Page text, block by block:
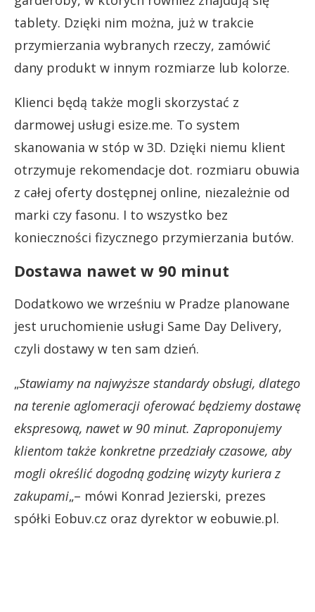
tablety. Dzięki nim można, już w trakcie
przymierzania wybranych rzeczy, zamówić
dany produkt w innym rozmiarze lub kolorze.
Klienci będą także mogli skorzystać z
darmowej usługi esize.me. To system
skanowania w stóp w 3D. Dzięki niemu klient
otrzymuje rekomendacje dot. rozmiaru obuwia
z całej oferty dostępnej online, niezależnie od
marki czy fasonu. I to wszystko bez
konieczności fizycznego przymierzania butów.
Dostawa nawet w 90 minut
Dodatkowo we wrześniu w Pradze planowane
jest uruchomienie usługi Same Day Delivery,
czyli dostawy w ten sam dzień.
„Stawiamy na najwyższe standardy obsługi, dlatego
na terenie aglomeracji oferować będziemy dostawę
ekspresową, nawet w 90 minut. Zaproponujemy
klientom także konkretne przedziały czasowe, aby
mogli określić dogodną godzinę wizyty kuriera z
zakupami„– mówi Konrad Jezierski, prezes
spółki Eobuv.cz oraz dyrektor w eobuwie.pl.